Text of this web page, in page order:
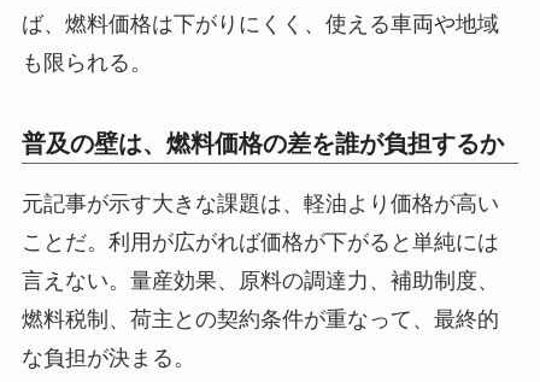
ば、燃料価格は下がりにくく、使える車両や地域
も限られる。
普及の壁は、燃料価格の差を誰が負担するか
元記事が示す大きな課題は、軽油より価格が高い
ことだ。利用が広がれば価格が下がると単純には
言えない。量産効果、原料の調達力、補助制度、
燃料税制、荷主との契約条件が重なって、最終的
な負担が決まる。